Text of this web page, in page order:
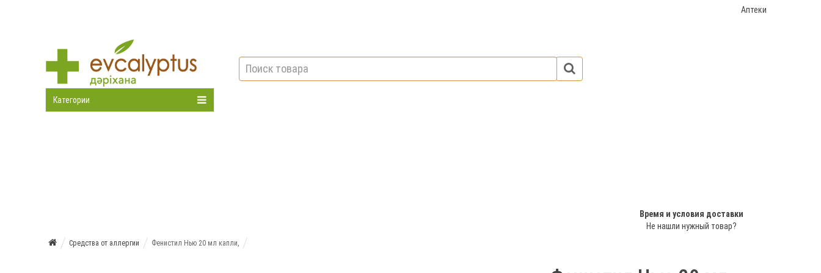
Аптеки
Категории
Время и условия доставки
Не нашли нужный товар?
Средства от аллергии Фенистил Нью 20 мл капли,